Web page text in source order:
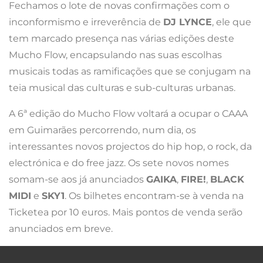
Fechamos o lote de novas confirmações com o
inconformismo e irreverência de DJ LYNCE, ele que
tem marcado presença nas várias edições deste
Mucho Flow, encapsulando nas suas escolhas
musicais todas as ramificações que se conjugam na
teia musical das culturas e sub-culturas urbanas.
A 6ª edição do Mucho Flow voltará a ocupar o CAAA
em Guimarães percorrendo, num dia, os
interessantes novos projectos do hip hop, o rock, da
electrónica e do free jazz. Os sete novos nomes
somam-se aos já anunciados GAIKA, FIRE!, BLACK
MIDI e SKY1. Os bilhetes encontram-se à venda na
Ticketea por 10 euros. Mais pontos de venda serão
anunciados em breve.